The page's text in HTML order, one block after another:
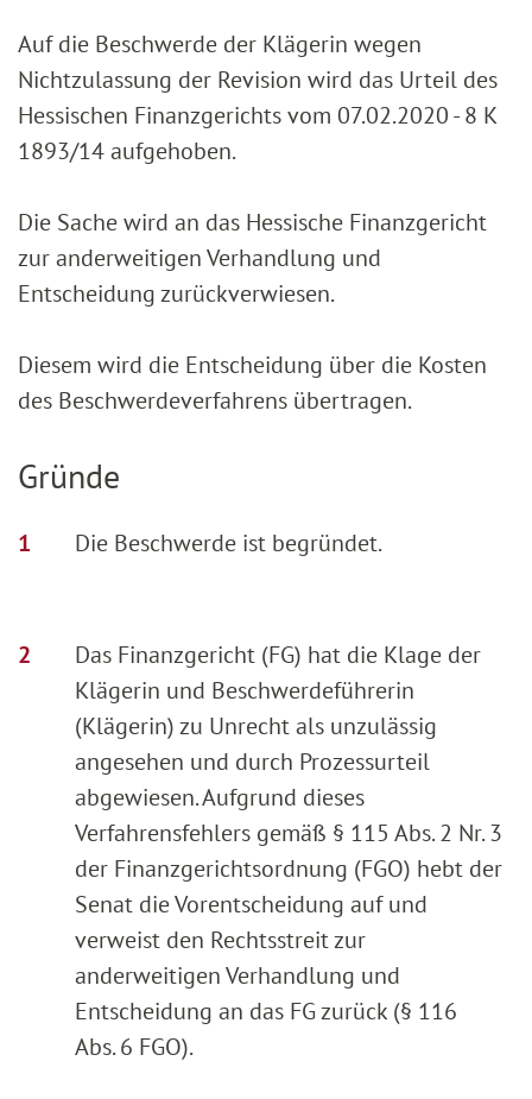
Auf die Beschwerde der Klägerin wegen
Nichtzulassung der Revision wird das Urteil des
Hessischen Finanzgerichts vom 07.02.2020 - 8 K
1893/14 aufgehoben.
Die Sache wird an das Hessische Finanzgericht
zur anderweitigen Verhandlung und
Entscheidung zurückverwiesen.
Diesem wird die Entscheidung über die Kosten
des Beschwerdeverfahrens übertragen.
Gründe
Die Beschwerde ist begründet.
Das Finanzgericht (FG) hat die Klage der
Klägerin und Beschwerdeführerin
(Klägerin) zu Unrecht als unzulässig
angesehen und durch Prozessurteil
abgewiesen. Aufgrund dieses
Verfahrensfehlers gemäß § 115 Abs. 2 Nr. 3
der Finanzgerichtsordnung (FGO) hebt der
Senat die Vorentscheidung auf und
verweist den Rechtsstreit zur
anderweitigen Verhandlung und
Entscheidung an das FG zurück (§ 116
Abs. 6 FGO).